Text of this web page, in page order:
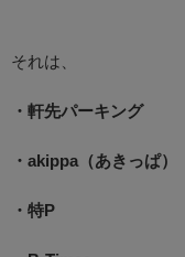
それは、
・軒先パーキング
・akippa（あきっぱ）
・特P